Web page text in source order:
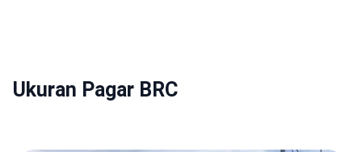
Ukuran Pagar BRC